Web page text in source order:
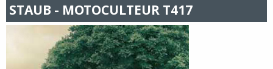
STAUB - MOTOCULTEUR T417